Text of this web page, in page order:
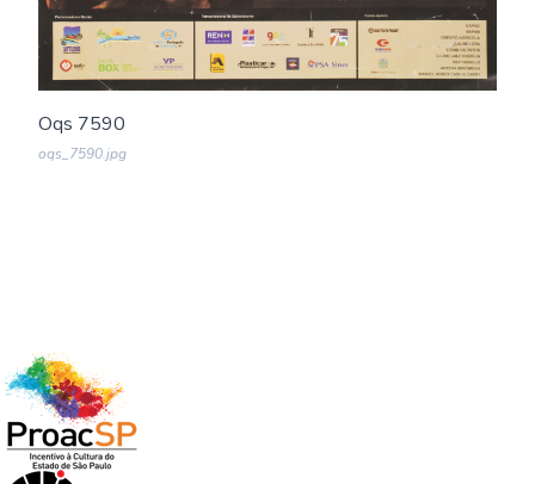
Oqs 7590
oqs_7590.jpg